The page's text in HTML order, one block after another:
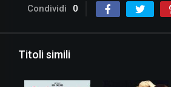
Condividi 0
Titoli simili